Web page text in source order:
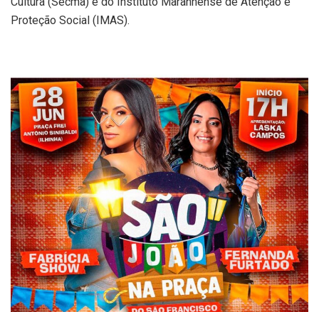
Proteção Social (IMAS).